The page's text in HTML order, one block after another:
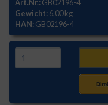
Art.Nr.:GB02196-4
Gewicht:6,00 kg
HAN:GB02196-4